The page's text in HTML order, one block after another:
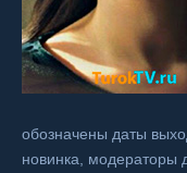
обозначены даты
новинка, модераторы